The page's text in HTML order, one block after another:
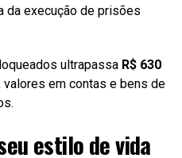
da execução de prisões
ultrapassa R$ 630
em contas e bens de
estilo de vida